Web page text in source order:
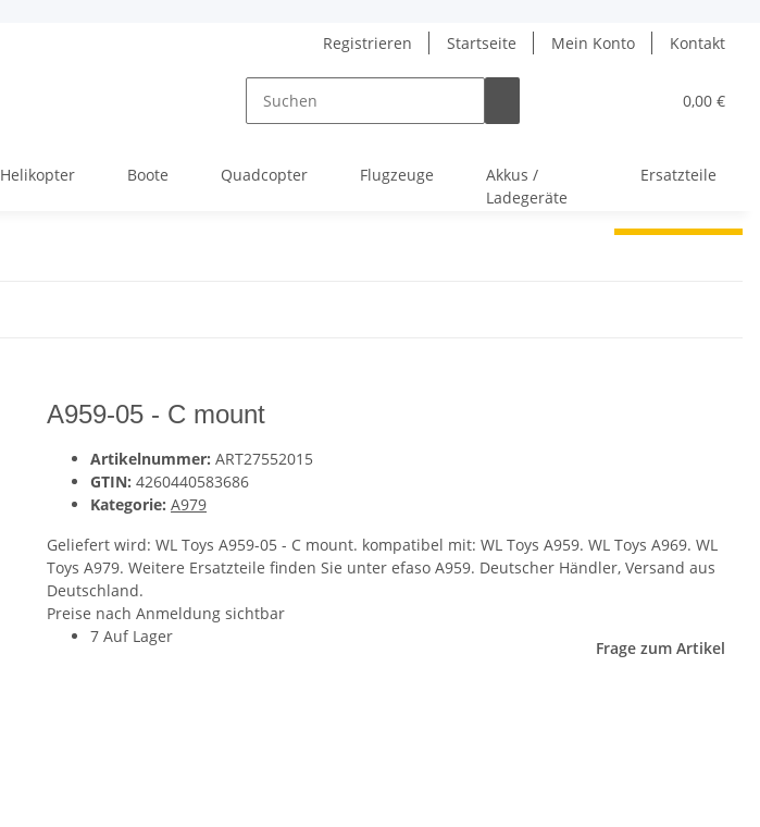
Registrieren
Startseite Mein Konto Kontakt
0,00 €
Helikopter Boote Quadcopter Flugzeuge
Akkus /
Ladegeräte
Ersatzteile
A959-05 - C mount
Artikelnummer: ART27552015
GTIN: 4260440583686
Kategorie: A979
Geliefert wird: WL Toys A959-05 - C mount. kompatibel mit: WL Toys A959. WL Toys A969. WL
Toys A979. Weitere Ersatzteile finden Sie unter efaso A959. Deutscher Händler, Versand aus
Deutschland.
Preise nach Anmeldung sichtbar
7 Auf Lager
Frage zum Artikel